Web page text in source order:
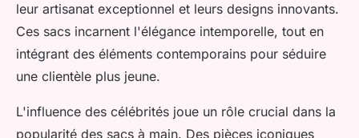
leur artisanat exceptionnel et leurs designs innovants.
Ces sacs incarnent l'élégance intemporelle, tout en
intégrant des éléments contemporains pour séduire
une clientèle plus jeune.
L'influence des célébrités joue un rôle crucial dans la
popularité des sacs à main. Des pièces iconiques